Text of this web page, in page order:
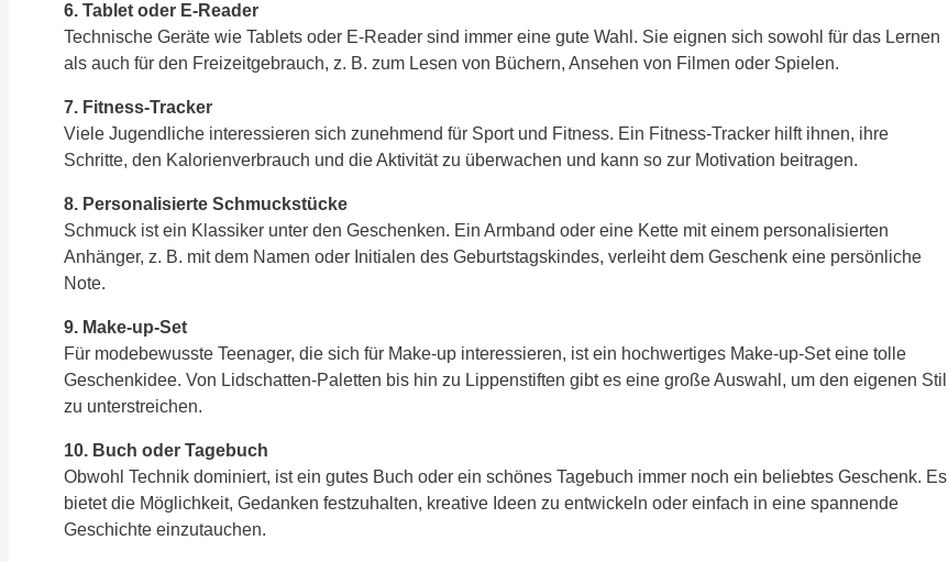
6. Tablet oder E-Reader
Technische Geräte wie Tablets oder E-Reader sind immer eine gute Wahl. Sie eignen sich sowohl für das Lernen
als auch für den Freizeitgebrauch, z. B. zum Lesen von Büchern, Ansehen von Filmen oder Spielen.
7. Fitness-Tracker
Viele Jugendliche interessieren sich zunehmend für Sport und Fitness. Ein Fitness-Tracker hilft ihnen, ihre
Schritte, den Kalorienverbrauch und die Aktivität zu überwachen und kann so zur Motivation beitragen.
8. Personalisierte Schmuckstücke
Schmuck ist ein Klassiker unter den Geschenken. Ein Armband oder eine Kette mit einem personalisierten
Anhänger, z. B. mit dem Namen oder Initialen des Geburtstagskindes, verleiht dem Geschenk eine persönliche
Note.
9. Make-up-Set
Für modebewusste Teenager, die sich für Make-up interessieren, ist ein hochwertiges Make-up-Set eine tolle
Geschenkidee. Von Lidschatten-Paletten bis hin zu Lippenstiften gibt es eine große Auswahl, um den eigenen Stil
zu unterstreichen.
10. Buch oder Tagebuch
Obwohl Technik dominiert, ist ein gutes Buch oder ein schönes Tagebuch immer noch ein beliebtes Geschenk. Es
bietet die Möglichkeit, Gedanken festzuhalten, kreative Ideen zu entwickeln oder einfach in eine spannende
Geschichte einzutauchen.